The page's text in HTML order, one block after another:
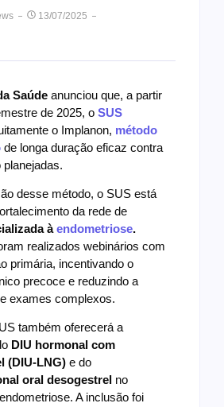
13/07/2025
Saúde anunciou que, a partir
de 2025, o SUS
o Implanon, método
de longa duração eficaz contra
desse método, o SUS está
da rede de
àendometriose.
realizados webinários com
primária, incentivando o
precoce e reduzindo a
exames complexos.
também oferecerá a
DIU hormonal com
(DIU‑LNG) e do
oral desogestrel no
A inclusão foi